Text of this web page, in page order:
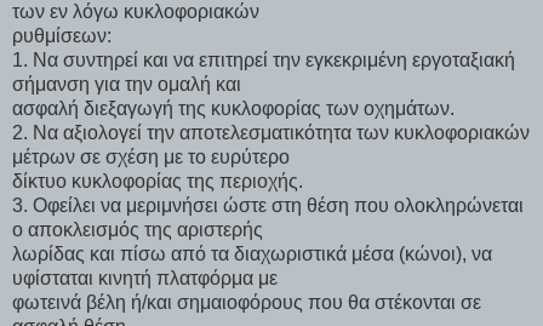
των εν λόγω κυκλοφοριακών
ρυθμίσεων:
1. Να συντηρεί και να επιτηρεί την εγκεκριμένη εργοταξιακή
σήμανση για την ομαλή και
ασφαλή διεξαγωγή της κυκλοφορίας των οχημάτων.
2. Να αξιολογεί την αποτελεσματικότητα των κυκλοφοριακών
μέτρων σε σχέση με το ευρύτερο
δίκτυο κυκλοφορίας της περιοχής.
3. Οφείλει να μεριμνήσει ώστε στη θέση που ολοκληρώνεται
ο αποκλεισμός της αριστερής
λωρίδας και πίσω από τα διαχωριστικά μέσα (κώνοι), να
υφίσταται κινητή πλατφόρμα με
φωτεινά βέλη ή/και σημαιοφόρους που θα στέκονται σε